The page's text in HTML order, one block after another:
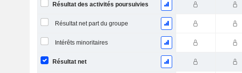
Résultat des activités poursuivies
Résultat net part du groupe
Intérêts minoritaires
Résultat net